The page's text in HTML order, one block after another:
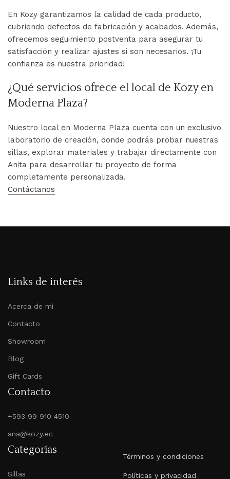
En Kozy garantizamos la calidad de cada producto,
cubriendo defectos de fabricación y acabados. Además,
ofrecemos seguimiento postventa para asegurar tu
satisfacción y realizar ajustes si son necesarios. ¡Tu
confianza es nuestra prioridad!
¿Qué servicios ofrece el local de Kozy en
Moderna Plaza?
Nuestro local en Moderna Plaza cuenta con un exclusivo
laboratorio de creación, donde podrás probar nuestras
sillas, explorar materiales y trabajar directamente con
Anita para desarrollar tu proyecto de forma
completamente personalizada.
Contáctanos
Links de interés
Acerca de mi
Contacto
Showroom
Blog
Gift Cards
Contacto
+593 99 910 4510
ana@kozy.ec
Categorías
Sillas
Términos y condiciones
Políticas y privacidad